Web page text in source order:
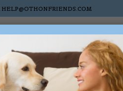
HELP@OTHONFRIENDS.COM
Horses Nieuw Sale